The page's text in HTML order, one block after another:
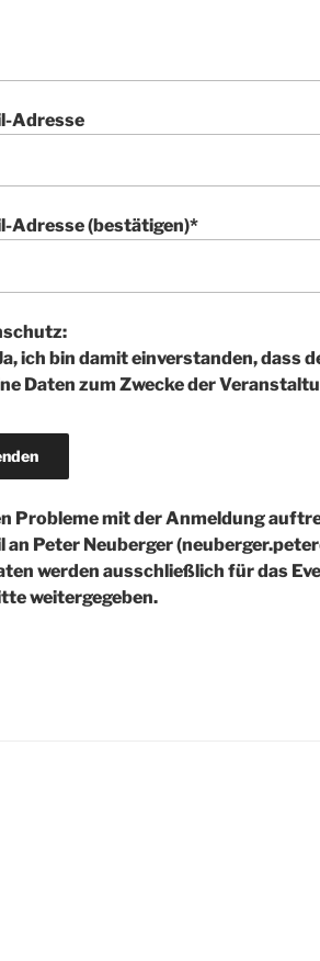
Adresse
Adresse (bestätigen)*
ich bin damit einverstanden, dass
Daten zum Zwecke der
Probleme mit der Anmeldung
an Peter Neuberger
werden ausschließlich für das
weitergegeben.